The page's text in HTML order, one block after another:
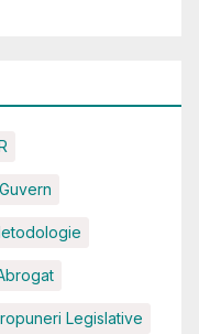
Guvern
Legislative